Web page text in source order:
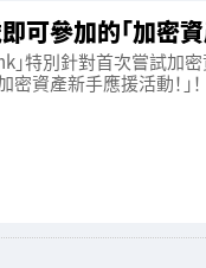
參加的「加密資
特別針對首次嘗試加密
資產新手應援活動！」！